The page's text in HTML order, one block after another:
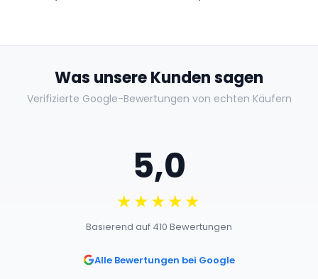
Was unsere Kunden sagen
Verifizierte Google-Bewertungen von echten Käufern
5,0
★★★★★
Basierend auf 410 Bewertungen
Alle Bewertungen bei Google